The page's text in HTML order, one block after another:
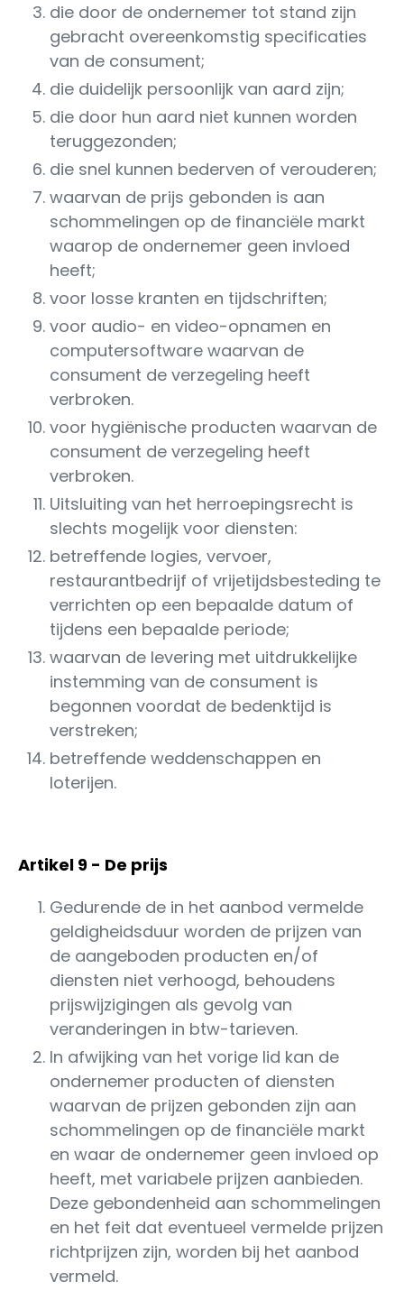
die door de ondernemer tot stand zijn
gebracht overeenkomstig specificaties
van de consument;
die duidelijk persoonlijk van aard zijn;
die door hun aard niet kunnen worden
teruggezonden;
die snel kunnen bederven of verouderen;
waarvan de prijs gebonden is aan
schommelingen op de financiële markt
waarop de ondernemer geen invloed
heeft;
voor losse kranten en tijdschriften;
voor audio- en video-opnamen en
computersoftware waarvan de
consument de verzegeling heeft
verbroken.
voor hygiënische producten waarvan de
consument de verzegeling heeft
verbroken.
Uitsluiting van het herroepingsrecht is
slechts mogelijk voor diensten:
betreffende logies, vervoer,
restaurantbedrijf of vrijetijdsbesteding te
verrichten op een bepaalde datum of
tijdens een bepaalde periode;
waarvan de levering met uitdrukkelijke
instemming van de consument is
begonnen voordat de bedenktijd is
verstreken;
betreffende weddenschappen en
loterijen.
Artikel 9 - De prijs
Gedurende de in het aanbod vermelde
geldigheidsduur worden de prijzen van
de aangeboden producten en/of
diensten niet verhoogd, behoudens
prijswijzigingen als gevolg van
veranderingen in btw-tarieven.
In afwijking van het vorige lid kan de
ondernemer producten of diensten
waarvan de prijzen gebonden zijn aan
schommelingen op de financiële markt
en waar de ondernemer geen invloed op
heeft, met variabele prijzen aanbieden.
Deze gebondenheid aan schommelingen
en het feit dat eventueel vermelde prijzen
richtprijzen zijn, worden bij het aanbod
vermeld.